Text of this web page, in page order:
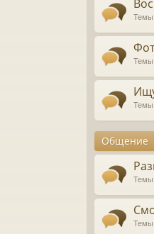
Темы
Темы
Темы
Общение
Темы
Темы